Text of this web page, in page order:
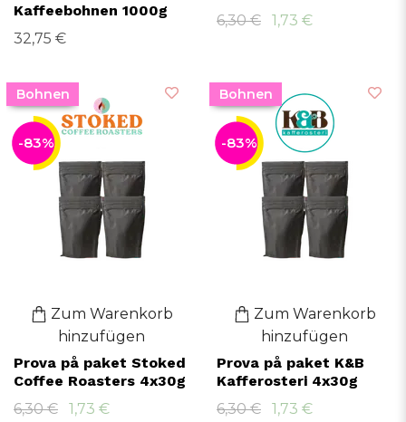
Kaffeebohnen 1000g
32,75 €
6,30 €
1,73 €
Bohnen
-83%
Zum Warenkorb
hinzufügen
Prova på paket Stoked
Coffee Roasters 4x30g
6,30 €
1,73 €
Bohnen
-83%
Zum Warenkorb
hinzufügen
Prova på paket K&B
Kafferosteri 4x30g
6,30 €
1,73 €